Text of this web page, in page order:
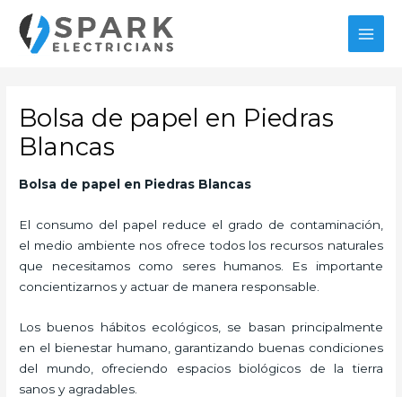
contenido
Bolsa de papel en Piedras
Blancas
Bolsa de papel en Piedras Blancas
El consumo del papel reduce el grado de contaminación,
el medio ambiente nos ofrece todos los recursos naturales
que necesitamos como seres humanos. Es importante
concientizarnos y actuar de manera responsable.
Los buenos hábitos ecológicos, se basan principalmente
en el bienestar humano, garantizando buenas condiciones
del mundo, ofreciendo espacios biológicos de la tierra
sanos y agradables.